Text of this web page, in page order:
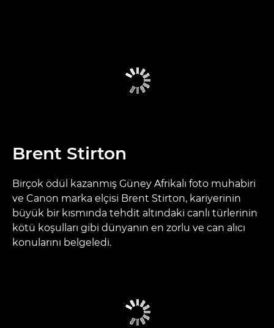
Brent Stirton
Birçok ödül kazanmış Güney Afrikalı foto muhabiri
ve Canon marka elçisi Brent Stirton, kariyerinin
büyük bir kısmında tehdit altındaki canlı türlerinin
kötü koşulları gibi dünyanın en zorlu ve can alıcı
konularını belgeledi.